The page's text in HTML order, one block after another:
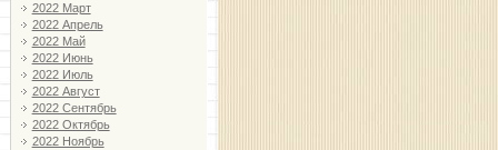
2022 Март
2022 Апрель
2022 Май
2022 Июнь
2022 Июль
2022 Август
2022 Сентябрь
2022 Октябрь
2022 Ноябрь